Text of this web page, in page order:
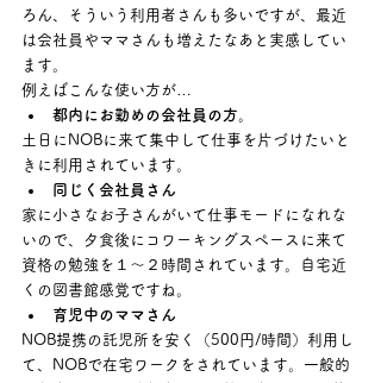
ろん、そういう利用者さんも多いですが、最近
は会社員やママさんも増えたなあと実感してい
ます。
例えばこんな使い方が…
都内にお勤めの会社員の方。
土日にNOBに来て集中して仕事を片づけたいと
きに利用されています。
同じく会社員さん
家に小さなお子さんがいて仕事モードになれな
いので、夕食後にコワーキングスペースに来て
資格の勉強を１～２時間されています。自宅近
くの図書館感覚ですね。
育児中のママさん
NOB提携の託児所を安く（500円/時間）利用し
て、NOBで在宅ワークをされています。一般的